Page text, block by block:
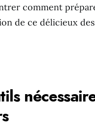
comment
de ce délicieux